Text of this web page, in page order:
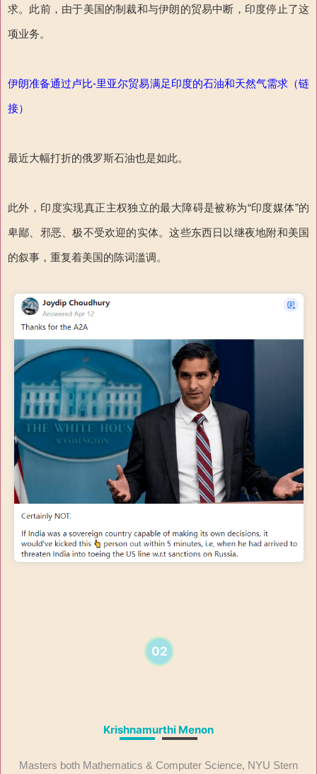
求。此前，由于美国的制裁和与伊朗的贸易中断，印度停止了这
项业务。
伊朗准备通过卢比-里亚尔贸易满足印度的石油和天然气需求（链
接）
最近大幅打折的俄罗斯石油也是如此。
此外，印度实现真正主权独立的最大障碍是被称为“印度媒体”的
卑鄙、邪恶、极不受欢迎的实体。这些东西日以继夜地附和美国
的叙事，重复着美国的陈词滥调。
02
Krishnamurthi Menon
Masters both Mathematics & Computer Science, NYU Stern